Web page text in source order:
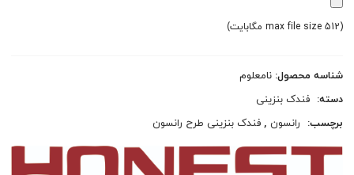
(max file size 512 مگابایت)
شناسه محصول:نامعلوم
دسته: فندک بنزینی
برچسب:
رانسون ,فندک بنزینی طرح رانسون